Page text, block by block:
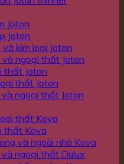
Joton
Joton
kim loại Joton
ngoại thất Joton
thất Joton
thất Joton
ngoại thất Joton
thất Kova
thất Kova
và ngoài nhà Kova
ngoại thất Dulux